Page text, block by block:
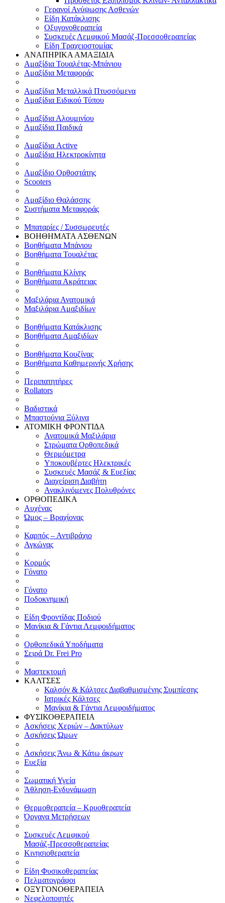
Γερανοί Ανύψωσης Ασθενών
Είδη Κατάκλισης
Οξυγονοθεραπεία
Συσκευές Λεμφικού Μασάζ-Πρεσσοθεραπείας
Είδη Τραχειοστομίας
ΑΝΑΠΗΡΙΚΑ ΑΜΑΞΙΔΙΑ
Αμαξίδια Τουαλέτας-Μπάνιου
Αμαξίδια Μεταφοράς
Αμαξίδια Μεταλλικά Πτυσσόμενα
Αμαξίδια Ειδικού Τύπου
Αμαξίδια Αλουμινίου
Αμαξίδια Παιδικά
Αμαξίδια Active
Αμαξίδια Ηλεκτροκίνητα
Αμαξίδιο Ορθοστάτης
Scooters
Αμαξίδιο Θαλάσσης
Συστήματα Μεταφοράς
Μπαταρίες / Συσσωρευτές
ΒΟΗΘΗΜΑΤΑ ΑΣΘΕΝΩΝ
Βοηθήματα Μπάνιου
Βοηθήματα Τουαλέτας
Βοηθήματα Κλίνης
Βοηθήματα Ακράτειας
Μαξιλάρια Ανατομικά
Μαξιλάρια Αμαξιδίων
Βοηθήματα Κατάκλισης
Βοηθήματα Αμαξιδίων
Βοηθήματα Κουζίνας
Βοηθήματα Καθημερινής Χρήσης
Περιπατητήρες
Rollators
Βαδιστικά
Μπαστούνια Ξύλινα
ΑΤΟΜΙΚΗ ΦΡΟΝΤΙΔΑ
Ανατομικά Μαξιλάρια
Στρώματα Ορθοπεδικά
Θερμόμετρα
Υποκουβέρτες Ηλεκτρικές
Συσκευές Μασάζ & Ευεξίας
Διαχείριση Διαβήτη
Ανακλινόμενες Πολυθρόνες
ΟΡΘΟΠΕΔΙΚΑ
Αυχένας
Ώμος – Βραχίονας
Καρπός – Αντιβράχιο
Αγκώνας
Κορμός
Γόνατο
Γόνατο
Ποδοκνημική
Είδη Φροντίδας Ποδιού
Μανίκια & Γάντια Λεμφοιδήματος
Ορθοπεδικά Υποδήματα
Σειρά Dr. Frei Pro
Μαστεκτομή
ΚΑΛΤΣΕΣ
Καλσόν & Κάλτσες Διαβαθμισμένης Συμπίεσης
Ιατρικές Κάλτσες
Μανίκια & Γάντια Λεμφοιδήματος
ΦΥΣΙΚΟΘΕΡΑΠΕΙΑ
Ασκήσεις Χεριών – Δακτύλων
Ασκήσεις Ώμων
Ασκήσεις Άνω & Κάτω άκρων
Ευεξία
Σωματική Υγεία
Άθληση-Ενδυνάμωση
Θερμοθεραπεία – Κρυοθεραπεία
Όργανα Μετρήσεων
Συσκευές Λεμφικού
Μασάζ-Πρεσσοθεραπείας
Κινησιοθεραπεία
Είδη Φυσικοθεραπείας
Πελματογράφοι
ΟΞΥΓΟΝΟΘΕΡΑΠΕΙΑ
Νεφελοποιητές